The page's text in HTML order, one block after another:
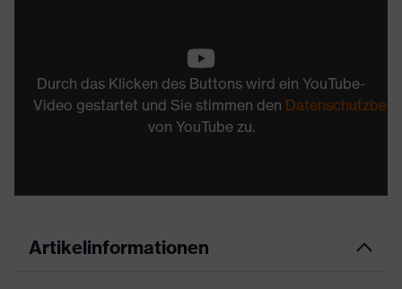
Durch das Klicken des Buttons wird ein YouTube-
Video gestartet und Sie stimmen den
von YouTube zu.
Artikelinformationen